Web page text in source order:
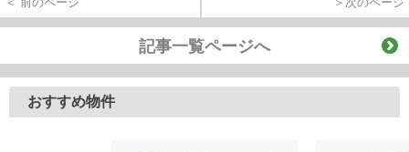
記事一覧ページへ
おすすめ物件